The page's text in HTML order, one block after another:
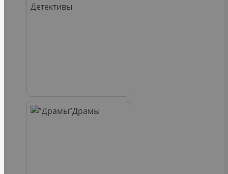
Детективы
Драмы